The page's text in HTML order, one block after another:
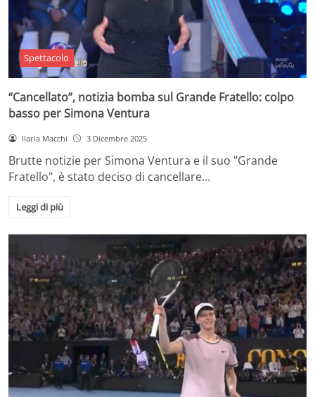
Spettacolo
“Cancellato”, notizia bomba sul Grande Fratello: colpo
basso per Simona Ventura
Ilaria Macchi 3 Dicembre 2025
Brutte notizie per Simona Ventura e il suo "Grande
Fratello", è stato deciso di cancellare…
Leggi di più